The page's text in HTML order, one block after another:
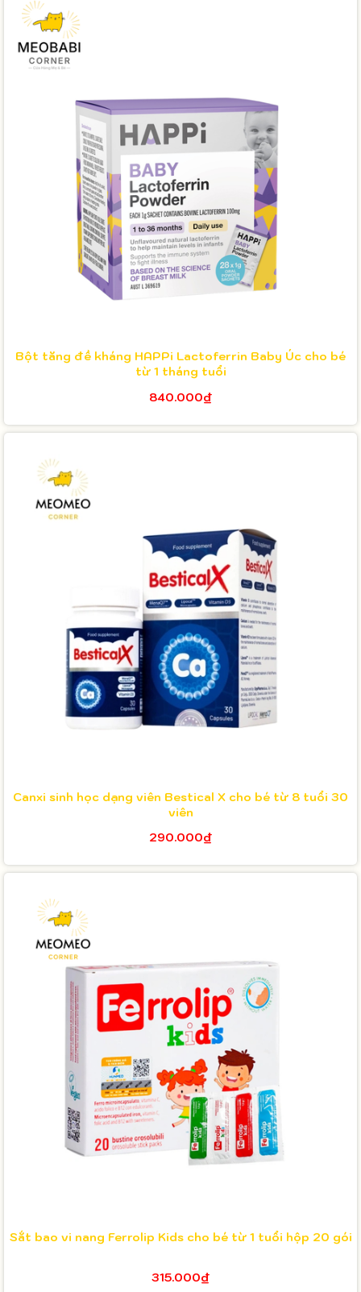
Bột tăng đề kháng HAPPi Lactoferrin Baby Úc cho bé
từ 1 tháng tuổi
840.000₫
Canxi sinh học dạng viên Bestical X cho bé từ 8 tuổi 30
viên
290.000₫
Sắt bao vi nang Ferrolip Kids cho bé từ 1 tuổi hộp 20 gói
315.000₫